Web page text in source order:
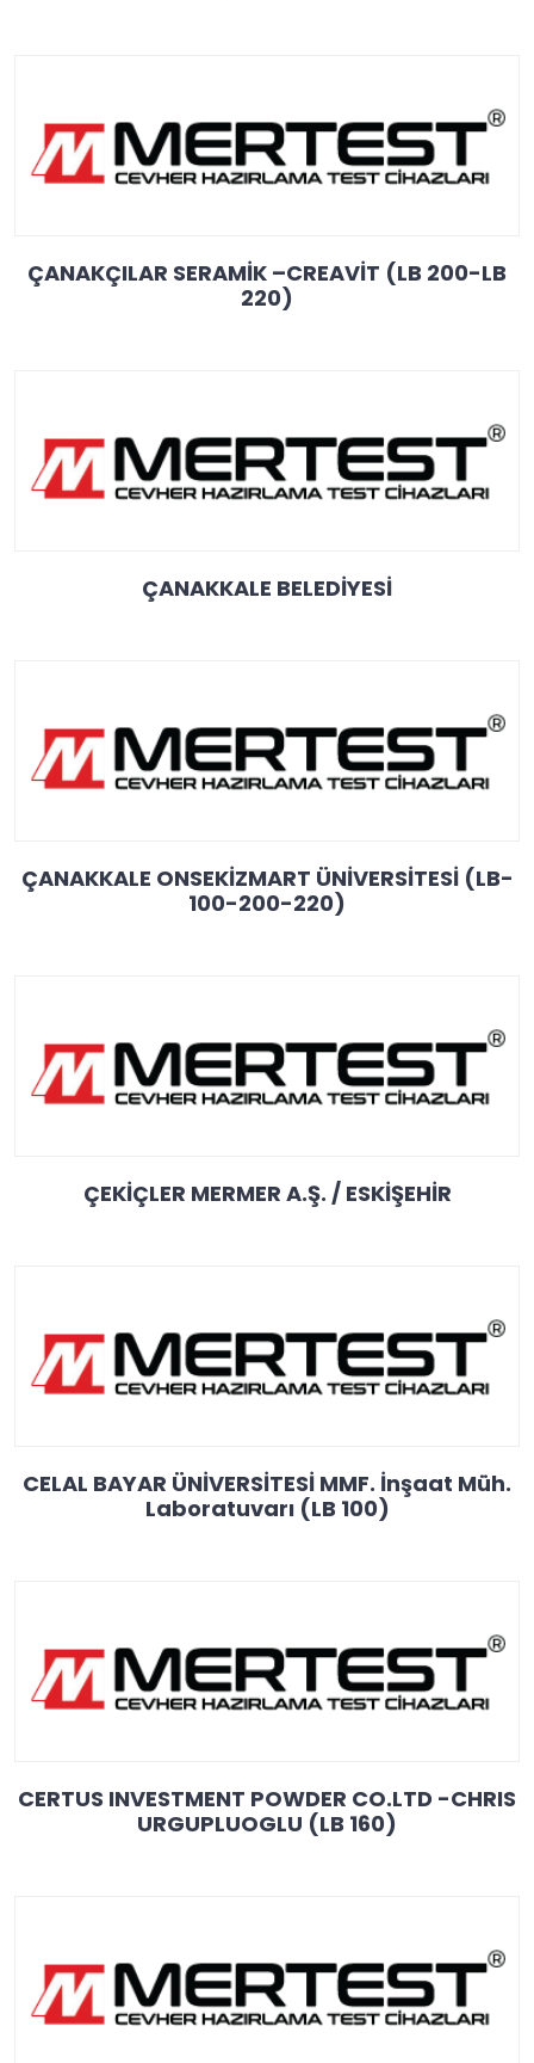
ÇANAKÇILAR SERAMİK –CREAVİT (LB 200-LB
220)
ÇANAKKALE BELEDİYESİ
ÇANAKKALE ONSEKİZMART ÜNİVERSİTESİ (LB-
100-200-220)
ÇEKİÇLER MERMER A.Ş. / ESKİŞEHİR
CELAL BAYAR ÜNİVERSİTESİ MMF. İnşaat Müh.
Laboratuvarı (LB 100)
CERTUS INVESTMENT POWDER CO.LTD -CHRIS
URGUPLUOGLU (LB 160)